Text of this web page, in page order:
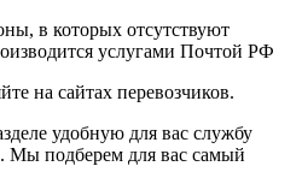
в которых отсутствуют
услугами Почтой РФ
на сайтах перевозчиков.
удобную для вас службу
Мы подберем для вас самый